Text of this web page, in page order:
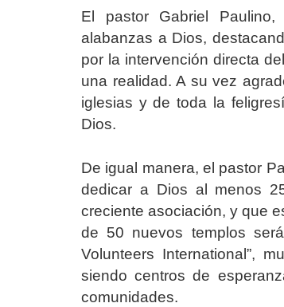
El pastor Gabriel
alabanzas a Dios,
por la intervención directa
una realidad. A su vez
iglesias y de toda la
Dios.
De igual manera, el pastor
dedicar a Dios al menos
creciente asociación, y que
de 50 nuevos templos
Volunteers International”,
siendo centros de
comunidades.